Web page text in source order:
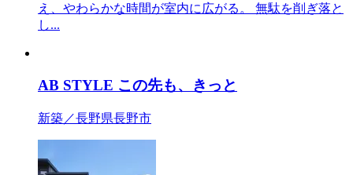
え、やわらかな時間が室内に広がる。 無駄を削ぎ落と
し...
AB STYLE この先も、きっと
新築／長野県長野市